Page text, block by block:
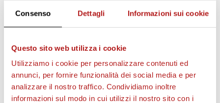
Consenso Dettagli Informazioni sui cookie
Questo sito web utilizza i cookie
Utilizziamo i cookie per personalizzare contenuti ed
annunci, per fornire funzionalità dei social media e per
analizzare il nostro traffico. Condividiamo inoltre
informazioni sul modo in cui utilizzi il nostro sito con i
BIGLIETTI